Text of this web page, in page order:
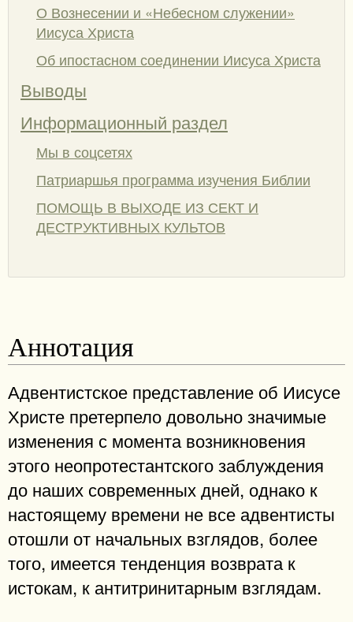
О Вознесении и «Небесном служении»
Иисуса Христа
Об ипостасном соединении Иисуса Христа
Выводы
Информационный раздел
Мы в соцсетях
Патриаршья программа изучения Библии
ПОМОЩЬ В ВЫХОДЕ ИЗ СЕКТ И
ДЕСТРУКТИВНЫХ КУЛЬТОВ
Аннотация
Адвентистское представление об Иисусе
Христе претерпело довольно значимые
изменения с момента возникновения
этого неопротестантского заблуждения
до наших современных дней, однако к
настоящему времени не все адвентисты
отошли от начальных взглядов, более
того, имеется тенденция возврата к
истокам, к антитринитарным взглядам.